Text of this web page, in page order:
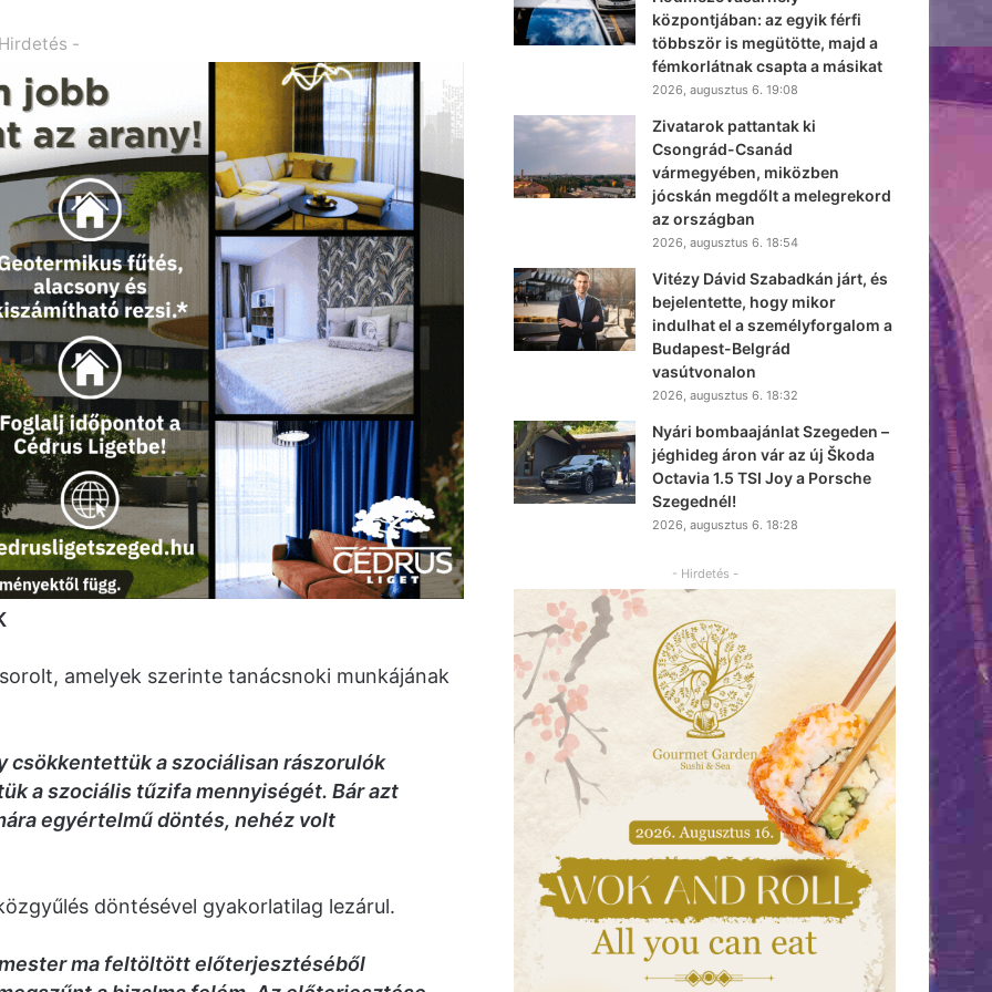
-
amelyek szerinte tanácsnoki munkájának
csökkentettük a szociálisan rászorulók
a szociális tűzifa mennyiségét. Bár azt
egyértelmű döntés, nehéz volt
döntésével gyakorlatilag lezárul.
ma feltöltött előterjesztéséből
központjában: az egyik férfi
többször is megütötte, majd a
fémkorlátnak csapta a másikat
2026, augusztus 6. 19:08
Zivatarok pattantak ki
Csongrád-Csanád
vármegyében, miközben
jócskán megdőlt a melegrekord
az országban
2026, augusztus 6. 18:54
Vitézy Dávid Szabadkán járt, és
bejelentette, hogy mikor
indulhat el a személyforgalom a
Budapest-Belgrád
vasútvonalon
2026, augusztus 6. 18:32
Nyári bombaajánlat Szegeden –
jéghideg áron vár az új Škoda
Octavia 1.5 TSI Joy a Porsche
Szegednél!
2026, augusztus 6. 18:28
- Hirdetés -